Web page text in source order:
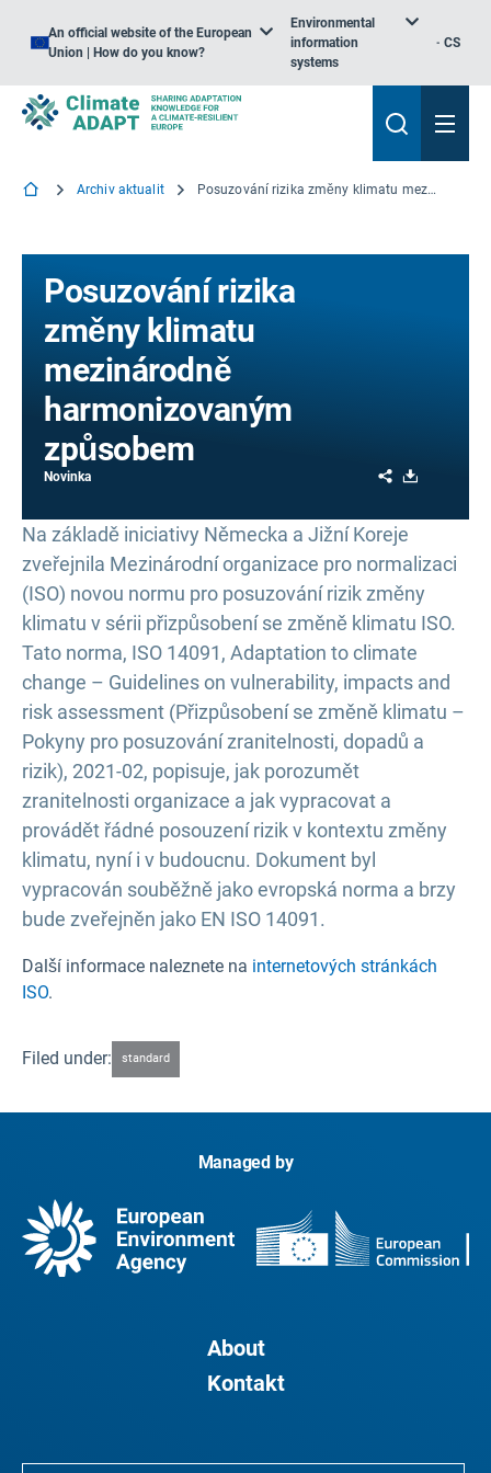
An official website of the European
Union | How do you know?
Environmental
information
systems
CS
Archiv aktualit Posuzování rizika změny klimatu mezinárodně harmonizovaným způsobem
Posuzování rizika
změny klimatu
mezinárodně
harmonizovaným
způsobem
Novinka Share
Na základě iniciativy Německa a Jižní Koreje
zveřejnila Mezinárodní organizace pro normalizaci
(ISO) novou normu pro posuzování rizik změny
klimatu v sérii přizpůsobení se změně klimatu ISO.
Tato norma, ISO 14091, Adaptation to climate
change – Guidelines on vulnerability, impacts and
risk assessment (Přizpůsobení se změně klimatu –
Pokyny pro posuzování zranitelnosti, dopadů a
rizik), 2021-02, popisuje, jak porozumět
zranitelnosti organizace a jak vypracovat a
provádět řádné posouzení rizik v kontextu změny
klimatu, nyní i v budoucnu. Dokument byl
vypracován souběžně jako evropská norma a brzy
bude zveřejněn jako EN ISO 14091.
Další informace naleznete na internetových stránkách
ISO.
Filed under: standard
Managed by
About
Kontakt